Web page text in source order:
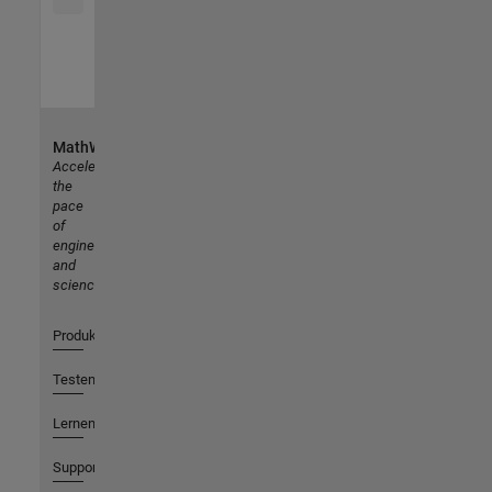
MathWorks
Accelerating
the
pace
of
engineering
and
science
Produkte
Testen oder Kaufen
Lernen
Support